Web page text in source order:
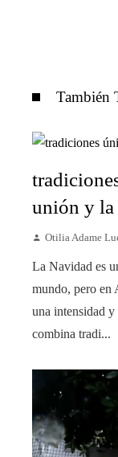
También
unión y la
Otilia Adame
La Navidad es
mundo, pero en
una intensidad
combina tradi...